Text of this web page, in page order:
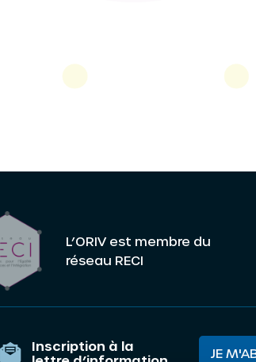
L’ORIV est membre du
réseau RECI
Inscription à la
JE